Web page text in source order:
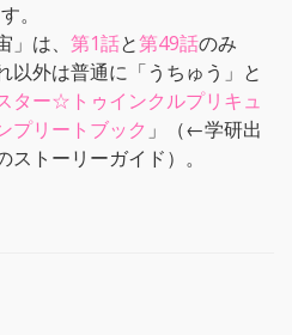
。
は、 第1話と第49話のみ
以外は普通に「うちゅう」と
ター☆トゥインクルプリキュ
リートブック 」（←学研出
トーリーガイド）。